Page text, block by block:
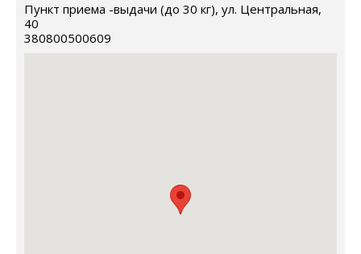
Пункт приема -выдачи (до 30 кг), ул. Центральная,
40
380800500609